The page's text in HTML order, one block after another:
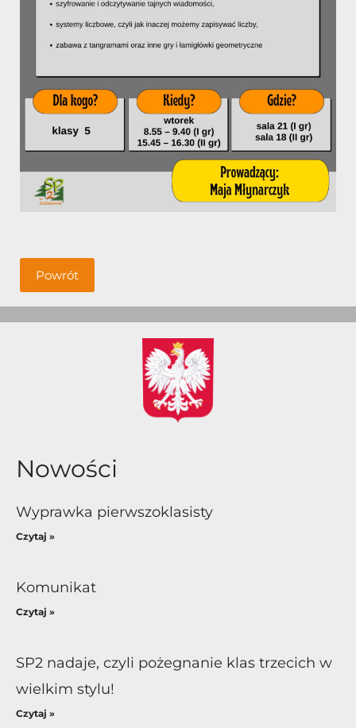
Powrót
Nowości
Wyprawka pierwszoklasisty
Czytaj »
Komunikat
Czytaj »
SP2 nadaje, czyli pożegnanie klas trzecich w
wielkim stylu!
Czytaj »